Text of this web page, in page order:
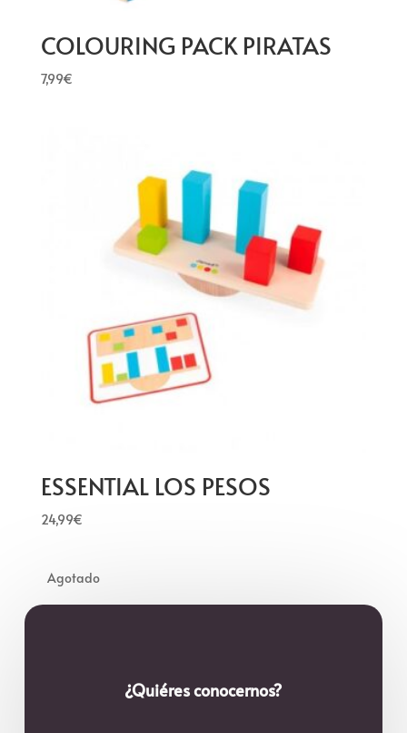
COLOURING PACK PIRATAS
7,99€
ESSENTIAL LOS PESOS
24,99€
¿Quiéres conocernos?